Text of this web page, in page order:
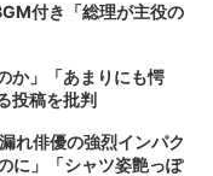
付き「総理が主役の
か」「あまりにも愕
投稿を批判
れ俳優の強烈インパク
に」「シャツ姿艶っぽ